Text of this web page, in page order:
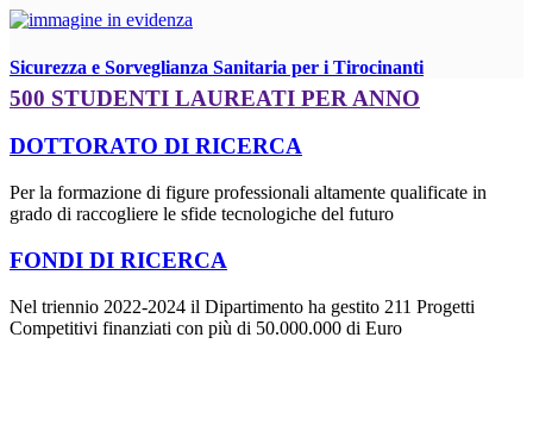
Sicurezza e Sorveglianza Sanitaria per i Tirocinanti
500 STUDENTI LAUREATI PER ANNO
DOTTORATO DI RICERCA
Per la formazione di figure professionali altamente qualificate in
grado di raccogliere le sfide tecnologiche del futuro
FONDI DI RICERCA
Nel triennio 2022-2024 il Dipartimento ha gestito 211 Progetti
Competitivi finanziati con più di 50.000.000 di Euro